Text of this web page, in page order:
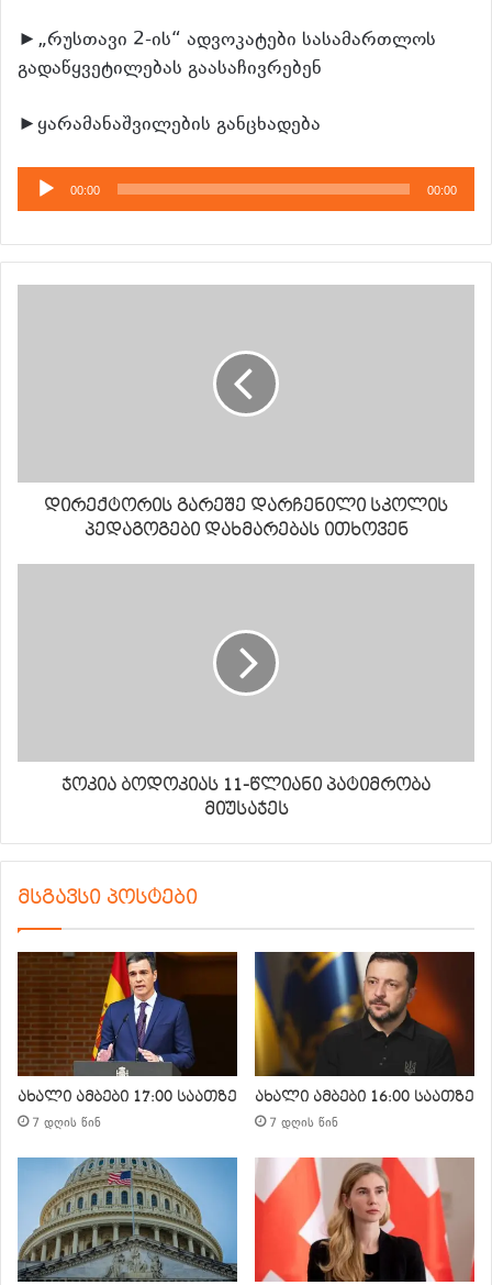
►„რუსთავი 2-ის“ ადვოკატები სასამართლოს
გადაწყვეტილებას გაასაჩივრებენ
►ყარამანაშვილების განცხადება
აუდიო
დამკვრელი
00:00 00:00
დირექტორის გარეშე დარჩენილი სკოლის
პედაგოგები დახმარებას ითხოვენ
ჯოკია ბოდოკიას 11-წლიანი პატიმრობა
მიუსაჯეს
მსგავსი პოსტები
ახალი ამბები 17:00 საათზე
7 დღის წინ
ახალი ამბები 16:00 საათზე
7 დღის წინ